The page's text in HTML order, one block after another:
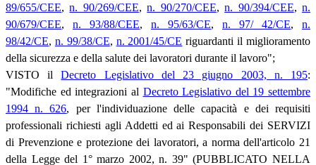
89/655/CEE,n. 90/269/CEE,n. 90/270/CEE,n. 90/394/CEE,n.
90/679/CEE, n. 93/88/CEE, n. 95/63/CE, n. 97/ 42/CE, n.
98/42/CE, n. 99/38/CE, n. 2001/45/CE riguardanti il miglioramento
della sicurezza e della salute dei lavoratori durante il lavoro";
VISTO ilDecreto Legislativo del 23 giugno 2003, n. 195:
"Modifiche ed integrazioni al Decreto Legislativo del 19 settembre
1994 n. 626, per l'individuazione delle capacità e dei requisiti
professionali richiesti agli Addetti ed ai Responsabili dei SERVIZI
di Prevenzione e protezione dei lavoratori, a norma dell'articolo 21
della Legge del 1° marzo 2002, n. 39" (PUBBLICATO NELLA